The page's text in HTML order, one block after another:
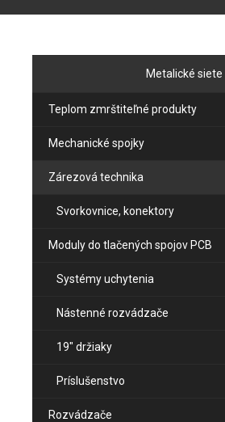
Metalické siete
Teplom zmrštiteľné produkty
Mechanické spojky
Zárezová technika
Svorkovnice, konektory
Moduly do tlačených spojov PCB
Systémy uchytenia
Nástenné rozvádzače
19" držiaky
Príslušenstvo
Rozvádzače